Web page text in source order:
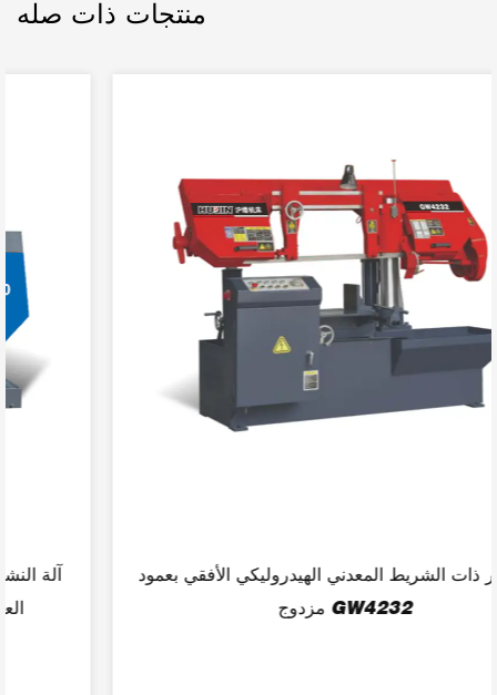
منتجات ذات صله
آلة النشر ذات الشريط المعدني الهيدروليكي الأفقي بعمود
مزدوج GW4232